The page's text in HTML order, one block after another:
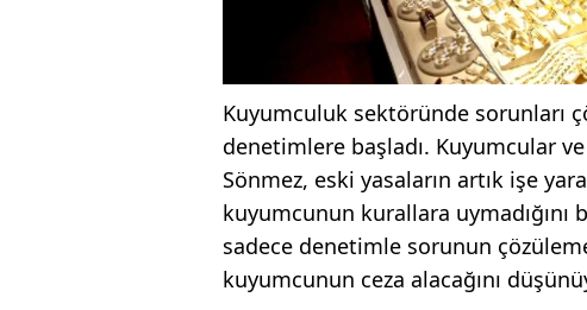
Kuyumculuk sektöründe sorunları
denetimlere başladı. Kuyumcular
Sönmez, eski yasaların artık işe
kuyumcunun kurallara
sadece denetimle sorunun
kuyumcunun ceza alacağını